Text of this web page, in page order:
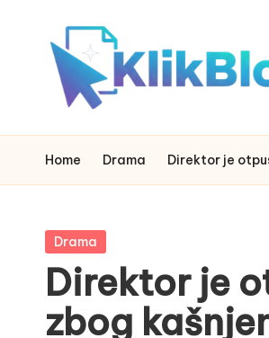
k
li
b
l
Home Drama Direktor je
Posted
Drama
Direktor je
zbog